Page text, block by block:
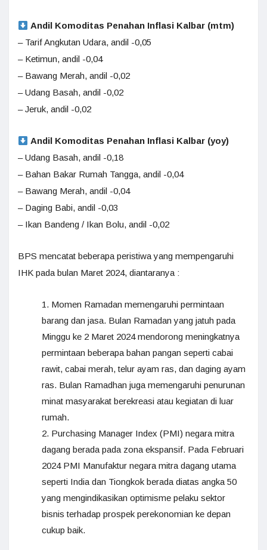
Andil Komoditas Penahan Inflasi Kalbar (mtm)
– Tarif Angkutan Udara, andil -0,05
– Ketimun, andil -0,04
– Bawang Merah, andil -0,02
– Udang Basah, andil -0,02
– Jeruk, andil -0,02
Andil Komoditas Penahan Inflasi Kalbar (yoy)
– Udang Basah, andil -0,18
– Bahan Bakar Rumah Tangga, andil -0,04
– Bawang Merah, andil -0,04
– Daging Babi, andil -0,03
– Ikan Bandeng / Ikan Bolu, andil -0,02
BPS mencatat beberapa peristiwa yang mempengaruhi
IHK pada bulan Maret 2024, diantaranya :
Momen Ramadan memengaruhi permintaan
barang dan jasa. Bulan Ramadan yang jatuh pada
Minggu ke 2 Maret 2024 mendorong meningkatnya
permintaan beberapa bahan pangan seperti cabai
rawit, cabai merah, telur ayam ras, dan daging ayam
ras. Bulan Ramadhan juga memengaruhi penurunan
minat masyarakat berekreasi atau kegiatan di luar
rumah.
Purchasing Manager Index (PMI) negara mitra
dagang berada pada zona ekspansif. Pada Februari
2024 PMI Manufaktur negara mitra dagang utama
seperti India dan Tiongkok berada diatas angka 50
yang mengindikasikan optimisme pelaku sektor
bisnis terhadap prospek perekonomian ke depan
cukup baik.